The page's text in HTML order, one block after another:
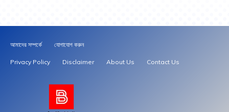
আমাদের সম্পর্কে যোগাযোগ করুন
Privacy Policy Disclaimer About Us Contact Us